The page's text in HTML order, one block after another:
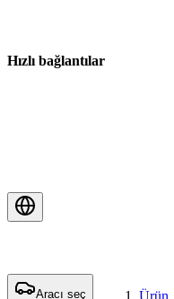
Hızlı bağlantılar
Aracı seç